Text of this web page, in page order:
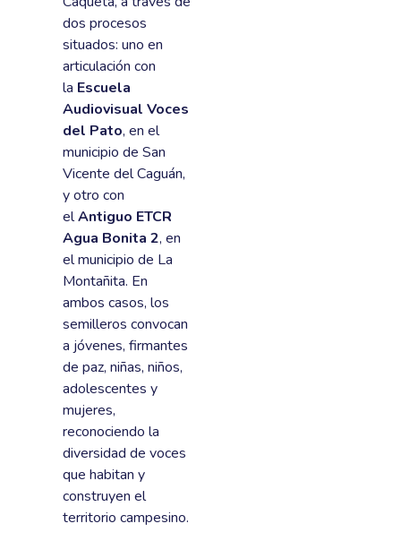
dos procesos
situados: uno en
articulación con
la Escuela
Audiovisual Voces
del Pato, en el
municipio de San
Vicente del Caguán,
y otro con
elAntiguo ETCR
Agua Bonita 2, en
el municipio de La
Montañita. En
ambos casos, los
semilleros convocan
a jóvenes, firmantes
de paz, niñas, niños,
adolescentes y
mujeres,
reconociendo la
diversidad de voces
que habitan y
construyen el
territorio campesino.